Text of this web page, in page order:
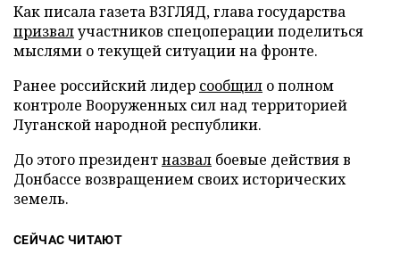
Как писала газета ВЗГЛЯД, глава государства
призвалучастников спецоперации поделиться
мыслями о текущей ситуации на фронте.
Ранее российский лидер сообщил о полном
контроле Вооруженных сил над территорией
Луганской народной республики.
До этого президентназвал боевые действия в
Донбассе возвращением своих исторических
земель.
СЕЙЧАС ЧИТАЮТ